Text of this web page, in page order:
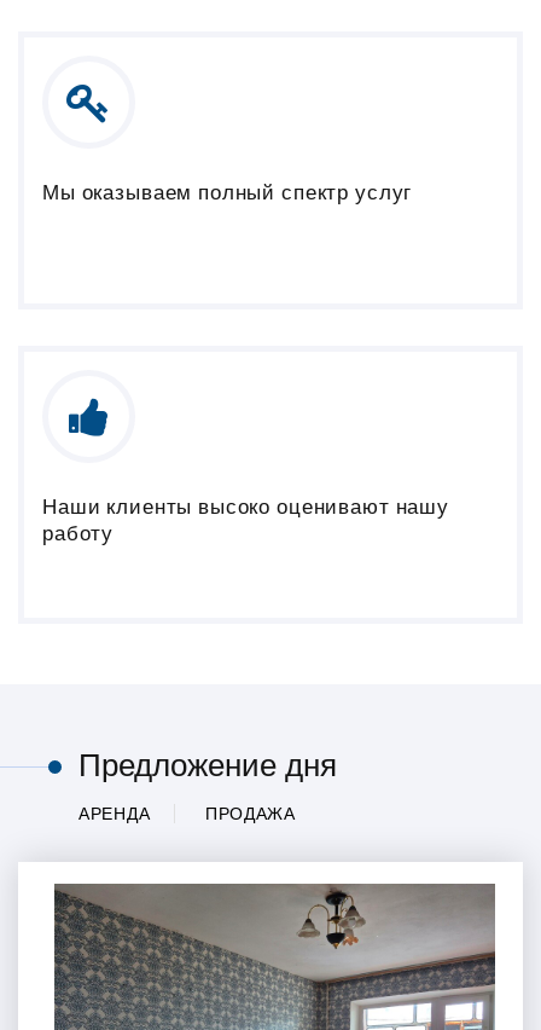
Мы оказываем полный спектр услуг
Наши клиенты высоко оценивают нашу
работу
Предложение дня
АРЕНДА ПРОДАЖА